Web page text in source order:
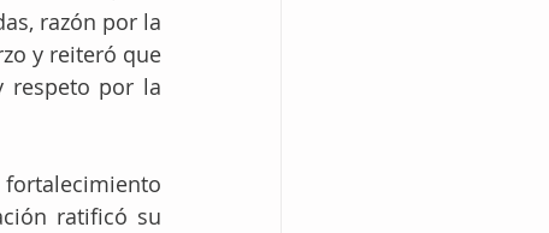
razón por la
y reiteró que
respeto por la
fortalecimiento
ratificó su